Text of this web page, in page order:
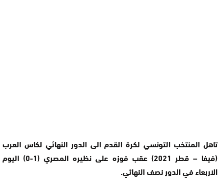
تاهل المنتخب التونسي لكرة القدم الى الدور النهائي لكاس العرب
(فيفا – قطر 2021) عقب فوزه على نظيره المصري (1-0) اليوم
الاربعاء في الدور نصف النهائي.